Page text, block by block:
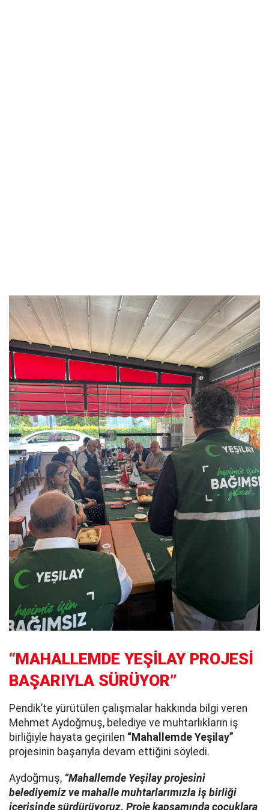
“MAHALLEMDE YEŞİLAY PROJESİ
BAŞARIYLA SÜRÜYOR”
Pendik’te yürütülen çalışmalar hakkında bilgi veren
Mehmet Aydoğmuş, belediye ve muhtarlıkların iş
birliğiyle hayata geçirilen “Mahallemde Yeşilay”
projesinin başarıyla devam ettiğini söyledi.
Aydoğmuş, “Mahallemde Yeşilay projesini
belediyemiz ve mahalle muhtarlarımızla iş birliği
içerisinde sürdürüyoruz. Proje kapsamında çocuklara